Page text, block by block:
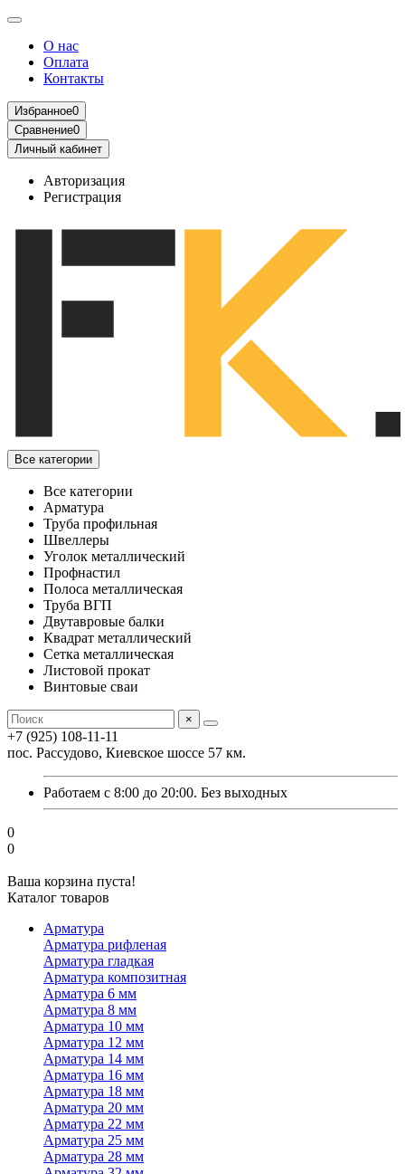
О нас
Оплата
Контакты
Избранное0
Сравнение0
Личный кабинет
Авторизация
Регистрация
Все категории
Все категории
Арматура
Труба профильная
Швеллеры
Уголок металлический
Профнастил
Полоса металлическая
Труба ВГП
Двутавровые балки
Квадрат металлический
Сетка металлическая
Листовой прокат
Винтовые сваи
×
+7 (925) 108-11-11
пос. Рассудово, Киевское шоссе 57 км.
Работаем с 8:00 до 20:00. Без выходных
0
0
Ваша корзина пуста!
Каталог товаров
Арматура
Арматура рифленая
Арматура гладкая
Арматура композитная
Арматура 6 мм
Арматура 8 мм
Арматура 10 мм
Арматура 12 мм
Арматура 14 мм
Арматура 16 мм
Арматура 18 мм
Арматура 20 мм
Арматура 22 мм
Арматура 25 мм
Арматура 28 мм